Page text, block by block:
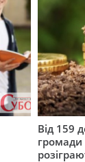
Від 159